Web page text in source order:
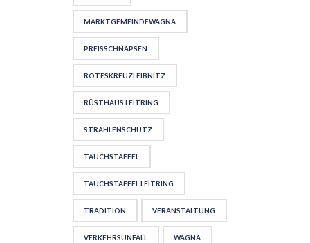
MARKTGEMEINDEWAGNA
PREISSCHNAPSEN
ROTESKREUZLEIBNITZ
RÜSTHAUS LEITRING
STRAHLENSCHUTZ
TAUCHSTAFFEL
TAUCHSTAFFEL LEITRING
TRADITION VERANSTALTUNG
VERKEHRSUNFALL WAGNA